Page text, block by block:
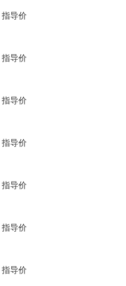
指导价
指导价
指导价
指导价
指导价
指导价
指导价